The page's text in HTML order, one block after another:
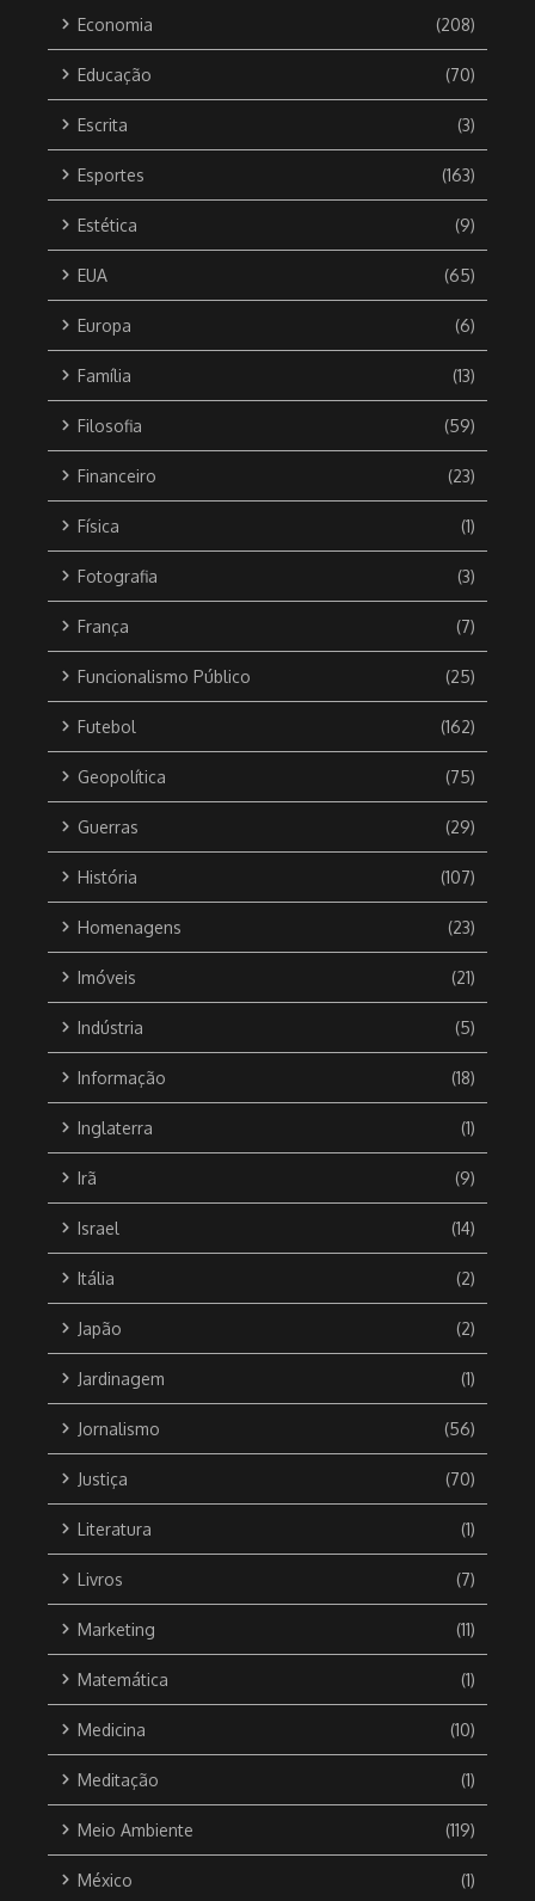
Economia (208)
Educação (70)
Escrita (3)
Esportes (163)
Estética (9)
EUA (65)
Europa (6)
Família (13)
Filosofia (59)
Financeiro (23)
Física (1)
Fotografia (3)
França (7)
Funcionalismo Público (25)
Futebol (162)
Geopolítica (75)
Guerras (29)
História (107)
Homenagens (23)
Imóveis (21)
Indústria (5)
Informação (18)
Inglaterra (1)
Irã (9)
Israel (14)
Itália (2)
Japão (2)
Jardinagem (1)
Jornalismo (56)
Justiça (70)
Literatura (1)
Livros (7)
Marketing (11)
Matemática (1)
Medicina (10)
Meditação (1)
Meio Ambiente (119)
México (1)